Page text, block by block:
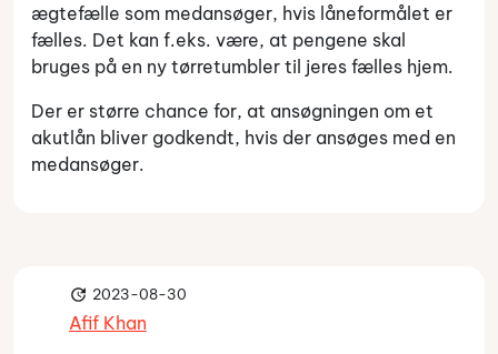
ægtefælle som medansøger, hvis låneformålet er
fælles. Det kan f.eks. være, at pengene skal
bruges på en ny tørretumbler til jeres fælles hjem.
Der er større chance for, at ansøgningen om et
akutlån bliver godkendt, hvis der ansøges med en
medansøger.
2023-08-30
Afif Khan